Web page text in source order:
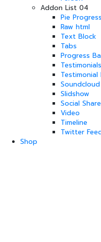
Addon List 04
Pie Progress
Raw html
Text Block
Tabs
Progress
Testimonials
Testimonial
Soundcloud
Slidshow
Social Share
Video
Timeline
Twitter
Shop